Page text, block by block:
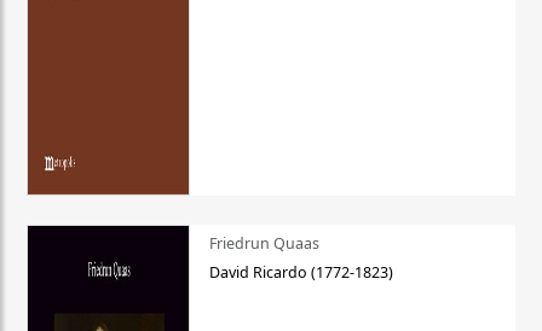
Friedrun Quaas
David Ricardo (1772-1823)